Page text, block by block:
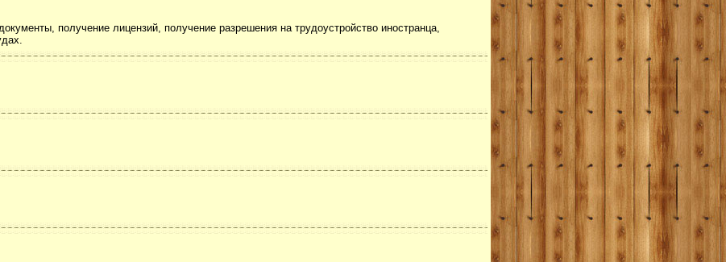
получение лицензий, получение разрешения на трудоустройство иностранца,